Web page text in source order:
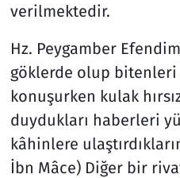
verilmektedir.
Hz. Peygamber
göklerde olup bitenleri
konuşurken kulak
duydukları haberleri
kâhinlere
İbn Mâce) Diğer bir